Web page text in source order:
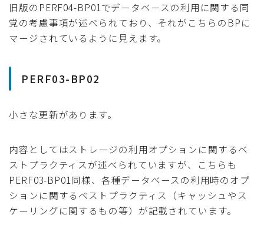
旧版のPERF04-BP01でデータベースの利用に関する同
党の考慮事項が述べられており、それがこちらのBPに
マージされているように見えます。
PERF03-BP02
小さな更新があります。
内容としてはストレージの利用オプションに関するベ
ストプラクティスが述べられていますが、こちらも
PERF03-BP01同様、各種データベースの利用時のオプ
ションに関するベストプラクティス（キャッシュやス
ケーリングに関するもの等）が記載されています。